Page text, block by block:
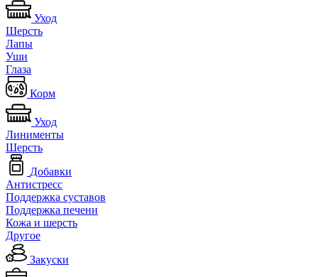
Уход
Шерсть
Лапы
Уши
Глаза
Корм
Уход
Линименты
Шерсть
Добавки
Антистресс
Поддержка суставов
Поддержка печени
Кожа и шерсть
Другое
Закуски